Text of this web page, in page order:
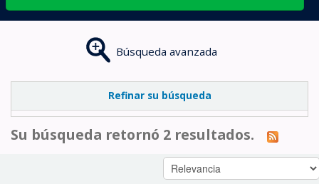
Búsqueda avanzada
Refinar su búsqueda
Su búsqueda retornó 2 resultados.